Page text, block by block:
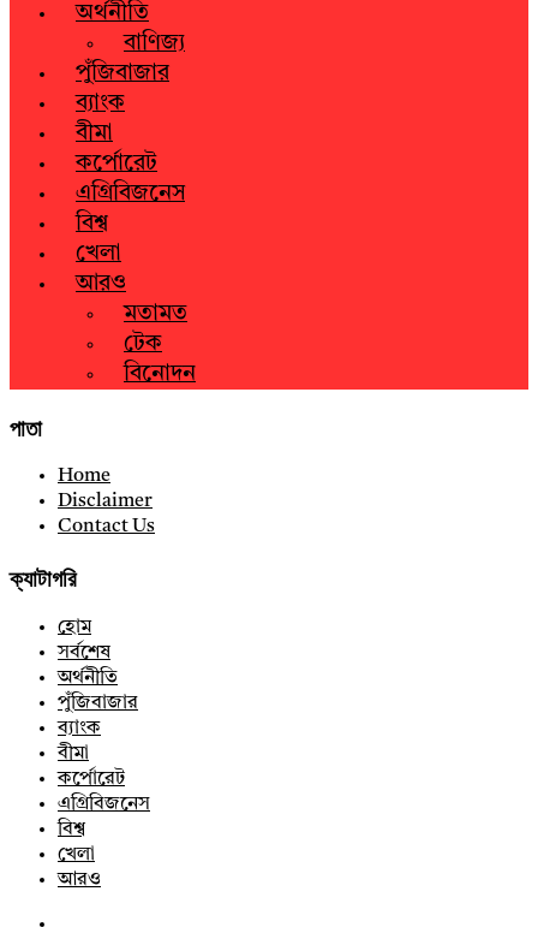
অর্থনীতি
বাণিজ্য
পুঁজিবাজার
ব্যাংক
বীমা
কর্পোরেট
এগ্রিবিজনেস
বিশ্ব
খেলা
আরও
মতামত
টেক
বিনোদন
পাতা
Home
Disclaimer
Contact Us
ক্যাটাগরি
হোম
সর্বশেষ
অর্থনীতি
পুঁজিবাজার
ব্যাংক
বীমা
কর্পোরেট
এগ্রিবিজনেস
বিশ্ব
খেলা
আরও